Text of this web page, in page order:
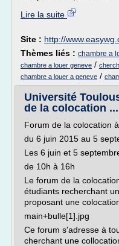
Lire la suite
Site : http://
Thèmes liés : chambre a
chambre a louer geneve /
chambre a louer a geneve /
Université
de la colocation ...
Forum de la colocation
du 6 juin 2015 au 5
Les 6 juin et 5
de 10h à 16h
Le forum de la
étudiants recherchant
proposant une
main+bulle[1].jpg
Ce forum s'adresse à
cherchant une